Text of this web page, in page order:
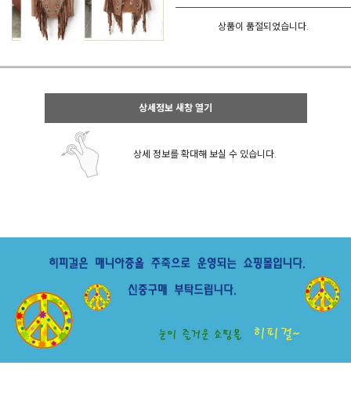
상품이 품절되었습니다.
상세정보 새창 열기
상세 정보를 확대해 보실 수 있습니다.